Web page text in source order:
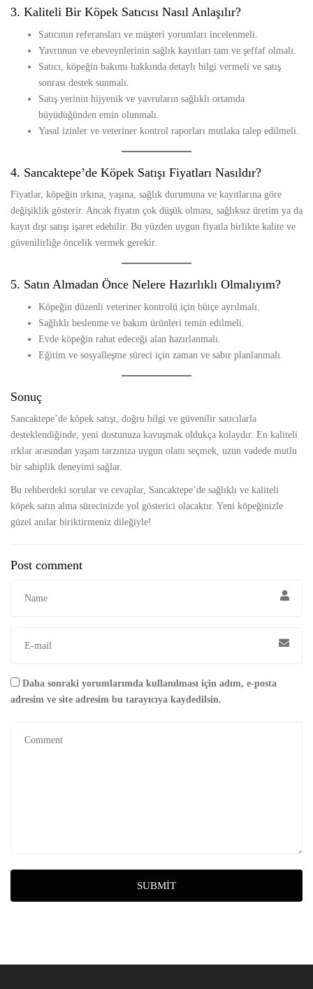
3. Kaliteli Bir Köpek Satıcısı Nasıl Anlaşılır?
Satıcının referansları ve müşteri yorumları incelenmeli.
Yavrunun ve ebeveynlerinin sağlık kayıtları tam ve şeffaf olmalı.
Satıcı, köpeğin bakımı hakkında detaylı bilgi vermeli ve satış
sonrası destek sunmalı.
Satış yerinin hijyenik ve yavruların sağlıklı ortamda
büyüdüğünden emin olunmalı.
Yasal izinler ve veteriner kontrol raporları mutlaka talep edilmeli.
4. Sancaktepe’de Köpek Satışı Fiyatları Nasıldır?
Fiyatlar, köpeğin ırkına, yaşına, sağlık durumuna ve kayıtlarına göre
değişiklik gösterir. Ancak fiyatın çok düşük olması, sağlıksız üretim ya da
kayıt dışı satışı işaret edebilir. Bu yüzden uygun fiyatla birlikte kalite ve
güvenilirliğe öncelik vermek gerekir.
5. Satın Almadan Önce Nelere Hazırlıklı Olmalıyım?
Köpeğin düzenli veteriner kontrolü için bütçe ayrılmalı.
Sağlıklı beslenme ve bakım ürünleri temin edilmeli.
Evde köpeğin rahat edeceği alan hazırlanmalı.
Eğitim ve sosyalleşme süreci için zaman ve sabır planlanmalı.
Sonuç
Sancaktepe’de köpek satışı, doğru bilgi ve güvenilir satıcılarla
desteklendiğinde, yeni dostunuza kavuşmak oldukça kolaydır. En kaliteli
ırklar arasından yaşam tarzınıza uygun olanı seçmek, uzun vadede mutlu
bir sahiplik deneyimi sağlar.
Bu rehberdeki sorular ve cevaplar, Sancaktepe’de sağlıklı ve kaliteli
köpek satın alma sürecinizde yol gösterici olacaktır. Yeni köpeğinizle
güzel anılar biriktirmeniz dileğiyle!
Post comment
Daha sonraki yorumlarımda kullanılması için adım, e-posta
adresim ve site adresim bu tarayıcıya kaydedilsin.
SUBMIT